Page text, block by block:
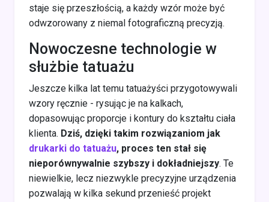
staje się przeszłością, a każdy wzór może być
odwzorowany z niemal fotograficzną precyzją.
Nowoczesne technologie w
służbie tatuażu
Jeszcze kilka lat temu tatuażyści przygotowywali
wzory ręcznie - rysując je na kalkach,
dopasowując proporcje i kontury do kształtu ciała
klienta. Dziś, dzięki takim rozwiązaniom jak
drukarki do tatuażu, proces ten stał się
nieporównywalnie szybszy i dokładniejszy. Te
niewielkie, lecz niezwykle precyzyjne urządzenia
pozwalają w kilka sekund przenieść projekt